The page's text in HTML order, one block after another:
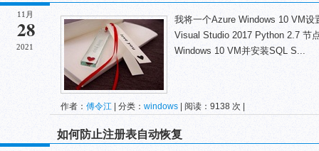
11月
28
2021
我将一个Azure Windows 10 VM
Visual Studio 2017 Python 2.7 节
Windows 10 VM并安装SQL S...
作者： 傅令江 | 分类： windows | 阅读：9138 次 |
如何防止注册表自动恢复